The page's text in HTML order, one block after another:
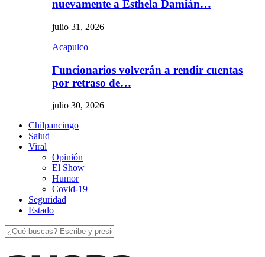
nuevamente a Esthela Damián…
julio 31, 2026
Acapulco
Funcionarios volverán a rendir cuentas
por retraso de…
julio 30, 2026
Chilpancingo
Salud
Viral
Opinión
El Show
Humor
Covid-19
Seguridad
Estado